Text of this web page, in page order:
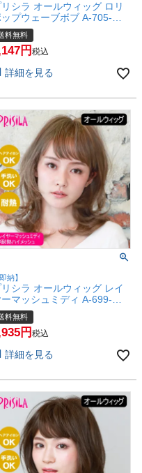
リシラ オールウィッグ ロリ
プウェーブボブ A-705-
#耐熱シルキーグレージュ
つら 和装 コスプレ 医療用
ゆるふわ おしゃれ かわい
者向け 女性 】【宅配便送料
料無料
税込
詳細を見る
即納】
リシラ オールウィッグ レイ
ーマッシュミディ A-699-
#耐熱ハイメッシュ 【か
和装 コスプレ 医療用 自然
ゆるウェーブ バレない ミ
い 小顔 簡単 お手軽 初心者向
料無料
税込
詳細を見る